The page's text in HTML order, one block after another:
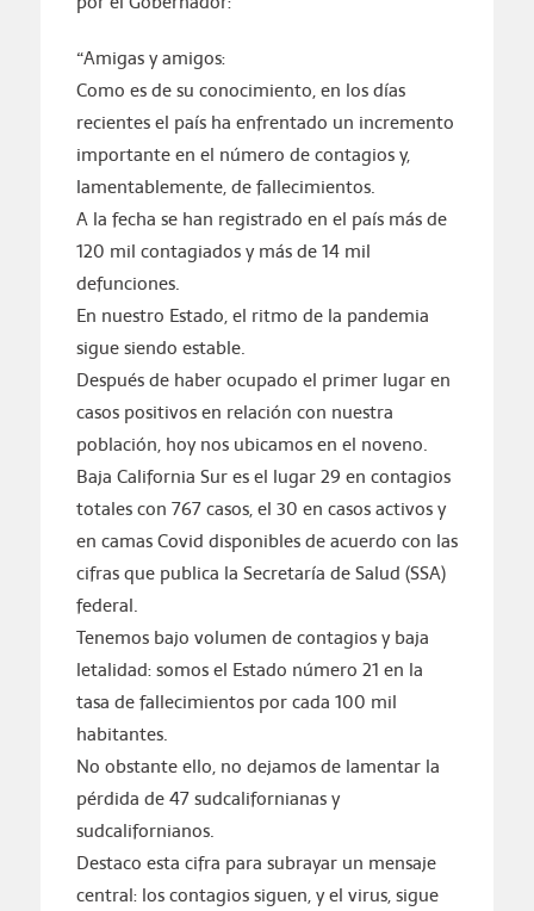
“Amigas y amigos:
Como es de su conocimiento, en los días
recientes el país ha enfrentado un incremento
importante en el número de contagios y,
lamentablemente, de fallecimientos.
A la fecha se han registrado en el país más de
120 mil contagiados y más de 14 mil
defunciones.
En nuestro Estado, el ritmo de la pandemia
sigue siendo estable.
Después de haber ocupado el primer lugar en
casos positivos en relación con nuestra
población, hoy nos ubicamos en el noveno.
Baja California Sur es el lugar 29 en contagios
totales con 767 casos, el 30 en casos activos y
en camas Covid disponibles de acuerdo con las
cifras que publica la Secretaría de Salud (SSA)
federal.
Tenemos bajo volumen de contagios y baja
letalidad: somos el Estado número 21 en la
tasa de fallecimientos por cada 100 mil
habitantes.
No obstante ello, no dejamos de lamentar la
pérdida de 47 sudcalifornianas y
sudcalifornianos.
Destaco esta cifra para subrayar un mensaje
central: los contagios siguen, y el virus, sigue